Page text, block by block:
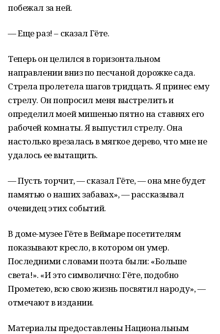
побежал за ней.
— Еще раз! – сказал Гёте.
Теперь он целился в горизонтальном
направлении вниз по песчаной дорожке сада.
Стрела пролетела шагов тридцать. Я принес ему
стрелу. Он попросил меня выстрелить и
определил моей мишенью пятно на ставнях его
рабочей комнаты. Я выпустил стрелу. Она
настолько врезалась в мягкое дерево, что мне не
удалось ее вытащить.
— Пусть торчит, — сказал Гёте, — она мне будет
памятью о наших забавах», — рассказывал
очевидец этих событий.
В доме-музее Гёте в Веймаре посетителям
показывают кресло, в котором он умер.
Последними словами поэта были: «Больше
света!». «И это символично: Гёте, подобно
Прометею, всю свою жизнь посвятил народу», —
отмечают в издании.
Материалы предоставлены Национальным